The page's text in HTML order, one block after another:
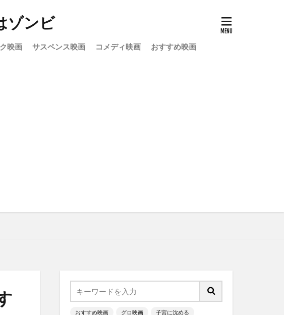
ゾンビ
映画 サスペンス映画 コメディ映画 おすすめ映画
おすすめ映画 グロ映画
子宮に沈める